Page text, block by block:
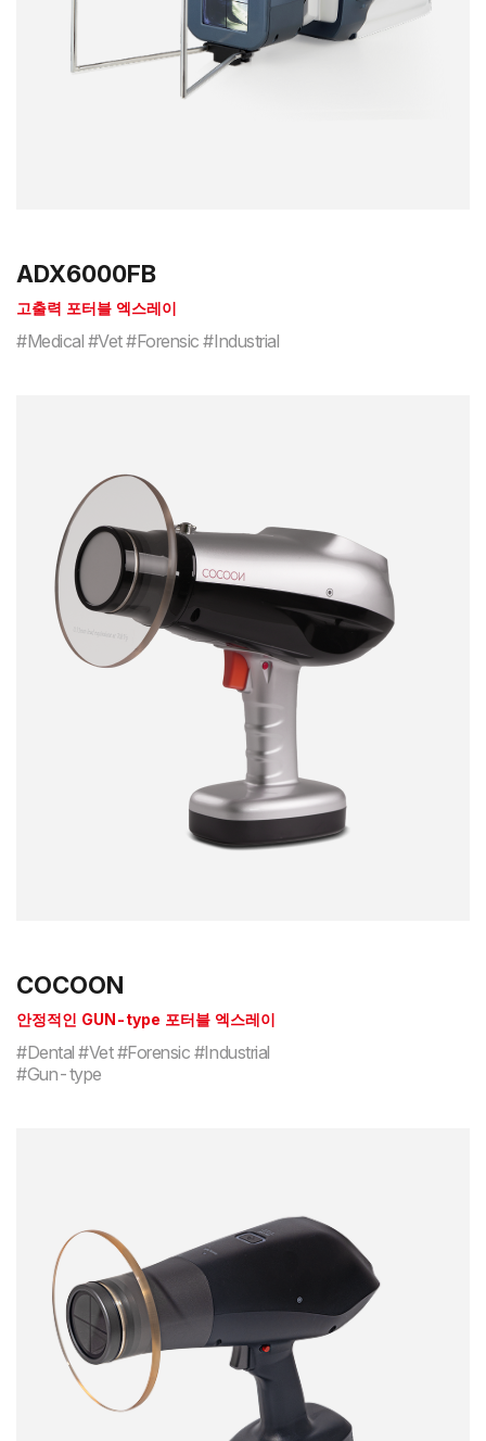
ADX6000FB
고출력 포터블 엑스레이
#Medical #Vet #Forensic #Industrial
COCOON
안정적인 GUN-type 포터블 엑스레이
#Dental #Vet #Forensic #Industrial
#Gun-type